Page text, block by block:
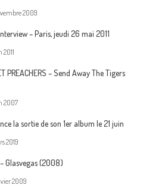
2009
– Paris, jeudi 26 mai 2011
2011
PREACHERS – Send Away The Tigers
2007
la sortie de son 1er album le 21 juin
2019
Glasvegas (2008)
2009